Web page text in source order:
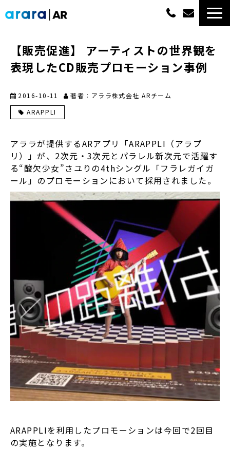
選ばれる理由
概算費用
最新情報
よくあるご質問
資料ダウンロード一覧
【販売促進】 アーティストの世界観を
表現したCD販売プロモーション事例
2016-10-11
著者：アララ株式会社 ARチーム
ARAPPLI
アララが提供するARアプリ「ARAPPLI（アラプ
リ）」が、2次元・3次元とパラレル新次元で活躍す
る“酸欠少女”さユりの4thシングル「フラレガイガ
ール」のプロモーションにおいて採用されました。
ARAPPLIを利用したプロモーションは今回で2回目
の実施となります。